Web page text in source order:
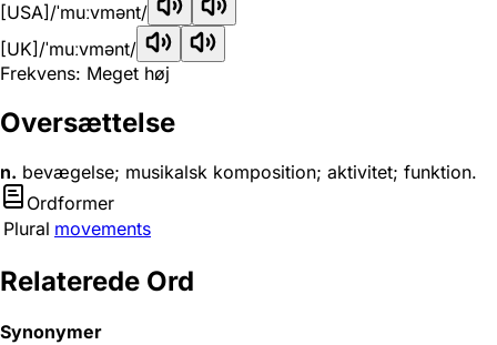
[USA] /ˈmuːvmənt/
[UK] /ˈmuːvmənt/
Frekvens: Meget høj
Oversættelse
n. bevægelse; musikalsk komposition; aktivitet; funktion.
Ordformer
Plural movements
Relaterede Ord
Synonymer